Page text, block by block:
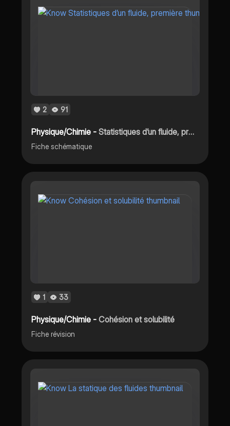
2 91
Physique/Chimie -Statistiques d’un fluide, première
Fiche schématique
1 33
Physique/Chimie -Cohésion et solubilité
Fiche révision